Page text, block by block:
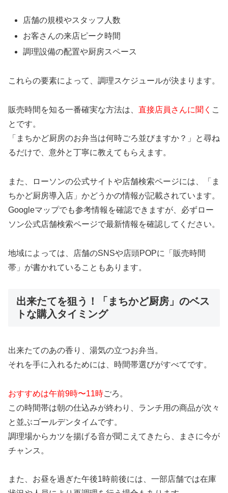
店舗の規模やスタッフ人数
お客さんの来店ピーク時間
調理設備の配置や厨房スペース
これらの要素によって、調理スケジュールが決まります。
販売時間を知る一番確実な方法は、 直接店員さんに聞く こ
とです。
「まちかど厨房のお弁当は何時ごろ並びますか？」と尋ね
るだけで、意外と丁寧に教えてもらえます。
また、ローソンの公式サイトや店舗検索ページには、「ま
ちかど厨房導入店」かどうかの情報が記載されています。
Googleマップでも参考情報を確認できますが、必ずロー
ソン公式店舗検索ページで最新情報を確認してください。
地域によっては、店舗のSNSや店頭POPに「販売時間
帯」が書かれていることもあります。
出来たてを狙う！「まちかど厨房」のベス
トな購入タイミング
出来たてのあの香り、湯気の立つお弁当。
それを手に入れるためには、時間帯選びがすべてです。
おすすめは午前9時〜11時ごろ。
この時間帯は朝の仕込みが終わり、ランチ用の商品が次々
と並ぶゴールデンタイムです。
調理場からカツを揚げる音が聞こえてきたら、まさに今が
チャンス。
また、お昼を過ぎた午後1時前後には、一部店舗では在庫